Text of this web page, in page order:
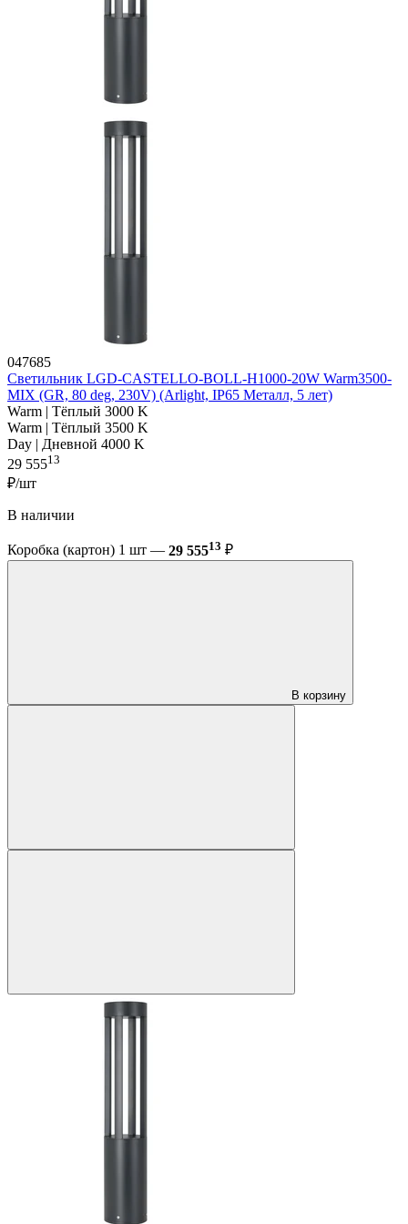
047685
Светильник LGD-CASTELLO-BOLL-H1000-20W Warm3500-
MIX (GR, 80 deg, 230V) (Arlight, IP65 Металл, 5 лет)
Warm | Тёплый 3000 K
Warm | Тёплый 3500 K
Day | Дневной 4000 K
29 55513
₽/шт
В наличии
Коробка (картон) 1 шт — 29 55513 ₽
В корзину